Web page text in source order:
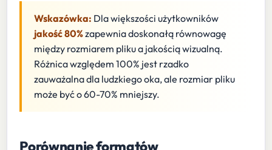
Wskazówka: Dla większości użytkowników
jakość 80%zapewnia doskonałą równowagę
między rozmiarem pliku a jakością wizualną.
Różnica względem 100% jest rzadko
zauważalna dla ludzkiego oka, ale rozmiar pliku
może być o 60-70% mniejszy.
Porównanie formatów